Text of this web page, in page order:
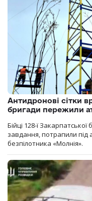
Антидронові сітки
бригади пережили
Бійці 128-ї
завдання, потрапили під
безпілотника «Молнія».